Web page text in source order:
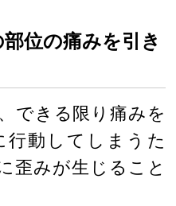
位の痛みを引き
できる限り痛みを
動してしまうた
歪みが生じること